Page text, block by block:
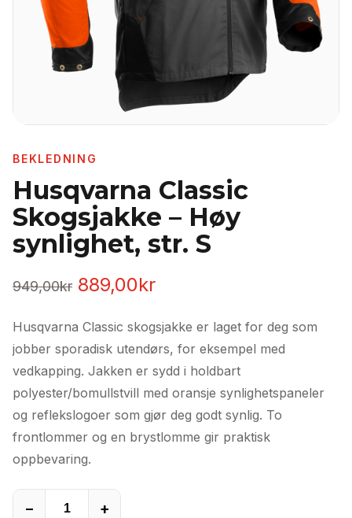
BEKLEDNING
Husqvarna Classic
Skogsjakke – Høy
synlighet, str. S
949,00kr Opprinnelig
var:
949,00kr.
889,00krNåværende
er:
889,00kr.
Husqvarna Classic skogsjakke er laget for deg som
jobber sporadisk utendørs, for eksempel med
vedkapping. Jakken er sydd i holdbart
polyester/bomullstvill med oransje synlighetspaneler
og reflekslogoer som gjør deg godt synlig. To
frontlommer og en brystlomme gir praktisk
oppbevaring.
− +